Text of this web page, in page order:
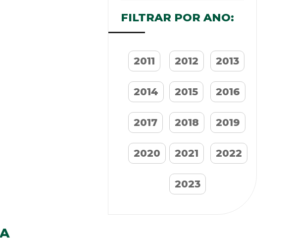
FILTRAR POR ANO:
2011 2012 2013
2014 2015 2016
2017 2018 2019
2020 2021 2022
2023